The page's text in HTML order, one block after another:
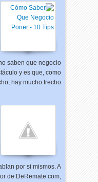
saben que negocio
y es que, como
hay mucho trecho"…
por si mismos. A
de DeRemate.com,